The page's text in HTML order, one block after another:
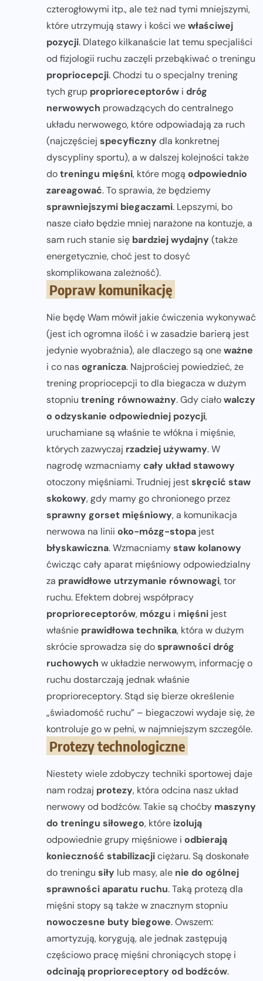
czterogłowymi itp., ale też nad tymi mniejszymi,
które utrzymują stawy i kości wewłaściwej
pozycji. Dlatego kilkanaście lat temu specjaliści
od fizjologii ruchu zaczęli przebąkiwać o treningu
propriocepcji. Chodzi tu o specjalny trening
tych grup proprioreceptorów i dróg
nerwowych prowadzących do centralnego
układu nerwowego, które odpowiadają za ruch
(najczęściej specyficzny dla konkretnej
dyscypliny sportu), a w dalszej kolejności także
dotreningu mięśni, które mogą odpowiednio
zareagować. To sprawia, że będziemy
sprawniejszymi biegaczami. Lepszymi, bo
nasze ciało będzie mniej narażone na kontuzje, a
sam ruch stanie się bardziej wydajny (także
energetycznie, choć jest to dosyć
skomplikowana zależność).
Popraw komunikację
Nie będę Wam mówił jakie ćwiczenia wykonywać
(jest ich ogromna ilość i w zasadzie barierą jest
jedynie wyobraźnia), ale dlaczego są oneważne
i co nasogranicza. Najprościej powiedzieć, że
trening propriocepcji to dla biegacza w dużym
stopniu trening równoważny. Gdy ciałowalczy
o odzyskanie odpowiedniej pozycji,
uruchamiane są właśnie te włókna i mięśnie,
których zazwyczaj rzadziej używamy. W
nagrodę wzmacniamycały układ stawowy
otoczony mięśniami. Trudniej jestskręcić staw
skokowy, gdy mamy go chronionego przez
sprawny gorset mięśniowy, a komunikacja
nerwowa na linii oko-mózg-stopa jest
błyskawiczna. Wzmacniamystaw kolanowy
ćwicząc cały aparat mięśniowy odpowiedzialny
za prawidłowe utrzymanie równowagi, tor
ruchu. Efektem dobrej współpracy
proprioreceptorów, mózgu i mięśni jest
właśnie prawidłowa technika, która w dużym
skrócie sprowadza się dosprawności dróg
ruchowych w układzie nerwowym, informację o
ruchu dostarczają jednak właśnie
proprioreceptory. Stąd się bierze określenie
„świadomość ruchu” – biegaczowi wydaje się, że
kontroluje go w pełni, w najmniejszym szczególe.
Protezy technologiczne
Niestety wiele zdobyczy techniki sportowej daje
nam rodzaj protezy, która odcina nasz układ
nerwowy od bodźców. Takie są choćby maszyny
do treningu siłowego, które izolują
odpowiednie grupy mięśniowe i odbierają
konieczność stabilizacjiciężaru. Są doskonałe
do treningu siły lub masy, ale nie do ogólnej
sprawności aparatu ruchu. Taką protezą dla
mięśni stopy są także w znacznym stopniu
nowoczesne buty biegowe. Owszem:
amortyzują, korygują, ale jednak zastępują
częściowo pracę mięśni chroniących stopę i
odcinają proprioreceptory od bodźców.